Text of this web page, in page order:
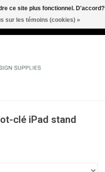
clé iPad stand
ce site plus fonctionnel. D'accord?
sur les témoins (cookies) »